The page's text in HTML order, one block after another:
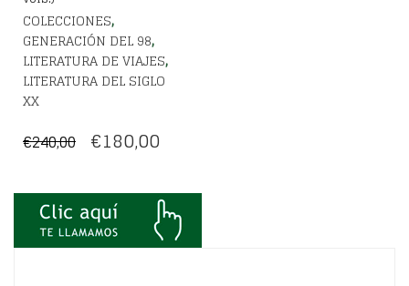
COLECCIONES,
GENERACIÓN DEL 98,
LITERATURA DE VIAJES,
LITERATURA DEL SIGLO
XX
€240,00 EL
ORIGINAL
ERA:
€240,00.
€180,00
ACTUAL
ES:
€180,00.